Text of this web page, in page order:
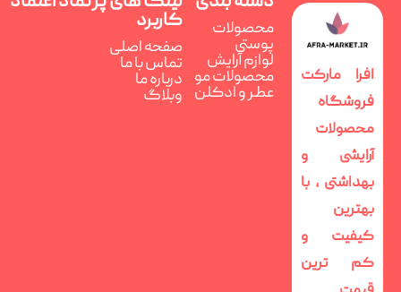
افرا مارکت
فروشگاه
محصولات
آرایشی و
بهداشتی ، با
بهترین
کیفیت و
کم ترین
محصولات
پوستی
لوازم آرایش
محصولات مو
عطر و ادکلن
کاربرد
صفحه اصلی
تماس با ما
درباره ما
وبلاگ